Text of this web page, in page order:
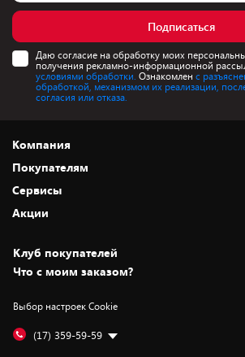
Подписаться
Даю согласие на обработку моих
получения рекламно-информационной
условиями обработки. Ознакомлен с
обработкой, механизмом их реализации,
согласия или отказа.
Компания
О нас
Адреса магазинов
Новости
Статьи и обзоры
Вакансии
Дай пять добру!
Покупателям
Как сделать заказ
Оплата и доставка
Безналичный расчёт
Обмен и возврат товара
Обработка персональных данных
Подарочные карты
Сервисы
Установка техники
Для игровых консолей
Для мобильных устройств
Для компьютеров
Акции
Скидки и промокоды
Белорусские товары
Бонусы
Оплата частями
Клуб покупателей
Что с моим заказом?
Выбор настроек Cookie
(17) 359-59-59